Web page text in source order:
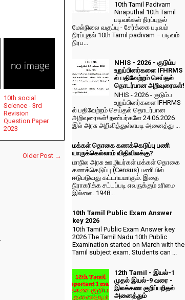
10th social
Science - 3rd
Revision
Question Paper
2023
Older Post →
10th Tamil Padivam
Niraputhal 10th Tamil
படிவங்கள் நிரப்புதல்
மேல்நிலை வகுப்பு - சேர்க்கை படிவம்
நிரப்புதல் 10th Tamil padivam – படிவம்
நிரப...
NHIS - 2026 - குடும்ப
உறுப்பினர்களை IFHRMS
ல் பதிவேற்றம் செய்தல்
தொடர்பான அறிவுரைகள்!
NHIS - 2026 - குடும்ப
உறுப்பினர்களை IFHRMS
ல் பதிவேற்றம் செய்தல் தொடர்பான
அறிவுரைகள்! நண்பர்களே 24.06.2026
இல் அரசு அறிவித்துள்ளபடி அனைத்து ...
மக்கள் தொகை கணக்கெடுப்பு பணி
யாருக்கெல்லாம் விதிவிலக்கு?
மாநில அரசு ஊழியர்கள் மக்கள் தொகை
கணக்கெடுப்பு (Census) பணியில்
ஈடுபடுவது கட்டாயமாகும். இதை
நிராகரிக்க சட்டப்படி எவருக்கும் உரிமை
இல்லை. 1948...
10th Tamil Public Exam Answer
key 2026
10th Tamil Public Exam Answer key
2026 The Tamil Nadu 10th Public
Examination started on March with the
Tamil subject exam. Students can ...
12th Tamil - இயல்-1
முதல் இயல்-9 வரை -
இலக்கண குறிப்பறிதல்
அனைத்தும்